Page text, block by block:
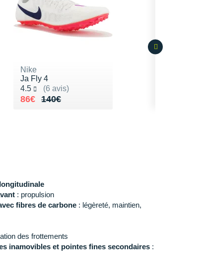
: propulsion
fibres de carbone: légèreté, maintien,
des frottements
inamovibles et pointes fines secondaires :
Nike
Ja Fly 4
4.5
(6 avis)
Noté 4.5 sur 5
140€
Au lieu de 140€
86€
Vendu 86€